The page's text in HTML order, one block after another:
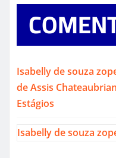
Isabelly de souza
de Assis
Estágios
Isabelly de souza